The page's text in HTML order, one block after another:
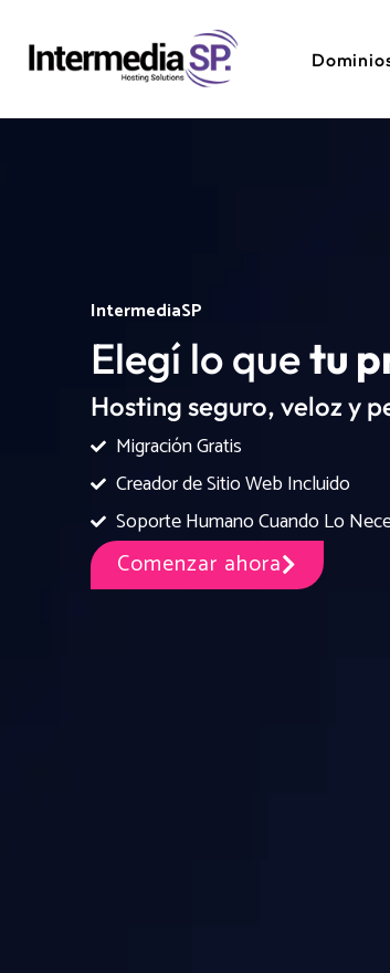
IntermediaSP
Elegí lo quetu
Hosting seguro, veloz y
Migración Gratis
Creador de Sitio Web Incluido
Soporte Humano Cuando Lo
Comenzar ahora